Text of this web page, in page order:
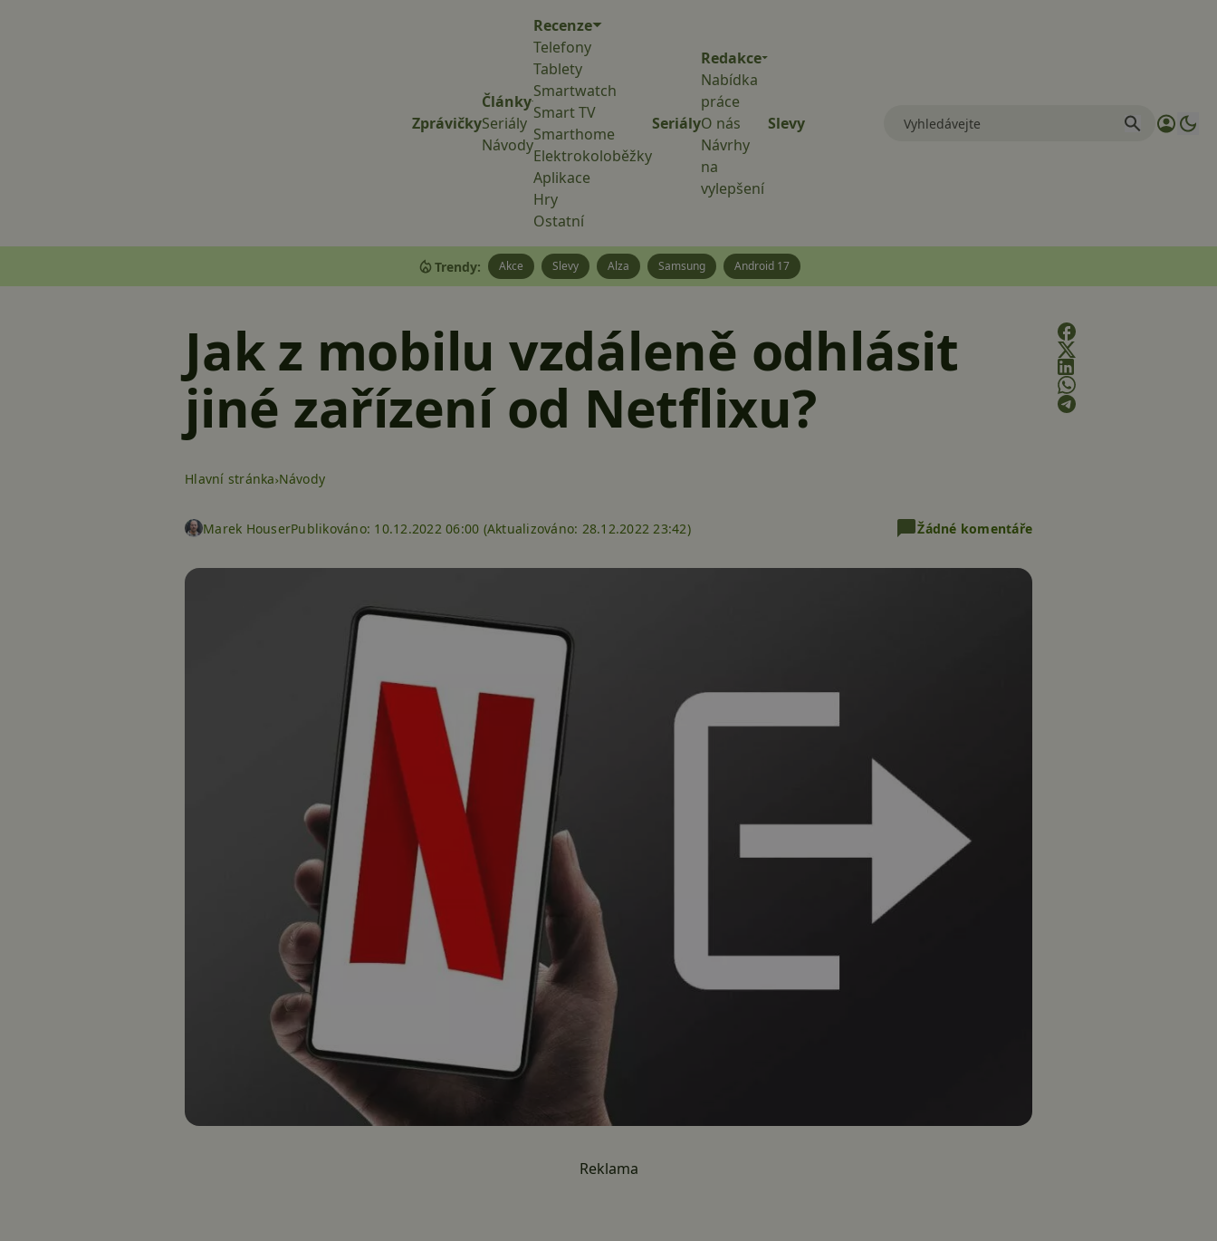
Zprávičky
Články
Seriály
Návody
Recenze
Telefony
Tablety
Smartwatch
Smart TV
Smarthome
Elektrokoloběžky
Aplikace
Hry
Ostatní
Seriály
Redakce
Nabídka
práce
O nás
Návrhy
na
vylepšení
Slevy
Trendy: Akce Slevy Alza Samsung Android 17
Jak z mobilu vzdáleně odhlásit
jiné zařízení od Netflixu?
Hlavní stránka Návody
Marek HouserPublikováno: 10.12.2022 06:00 (Aktualizováno: 28.12.2022 23:42) Žádné komentáře
Reklama